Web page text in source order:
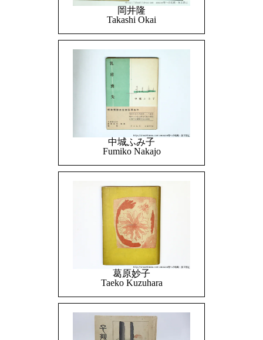
岡井隆
Takashi Okai
中城ふみ子
Fumiko Nakajo
葛原妙子
Taeko Kuzuhara